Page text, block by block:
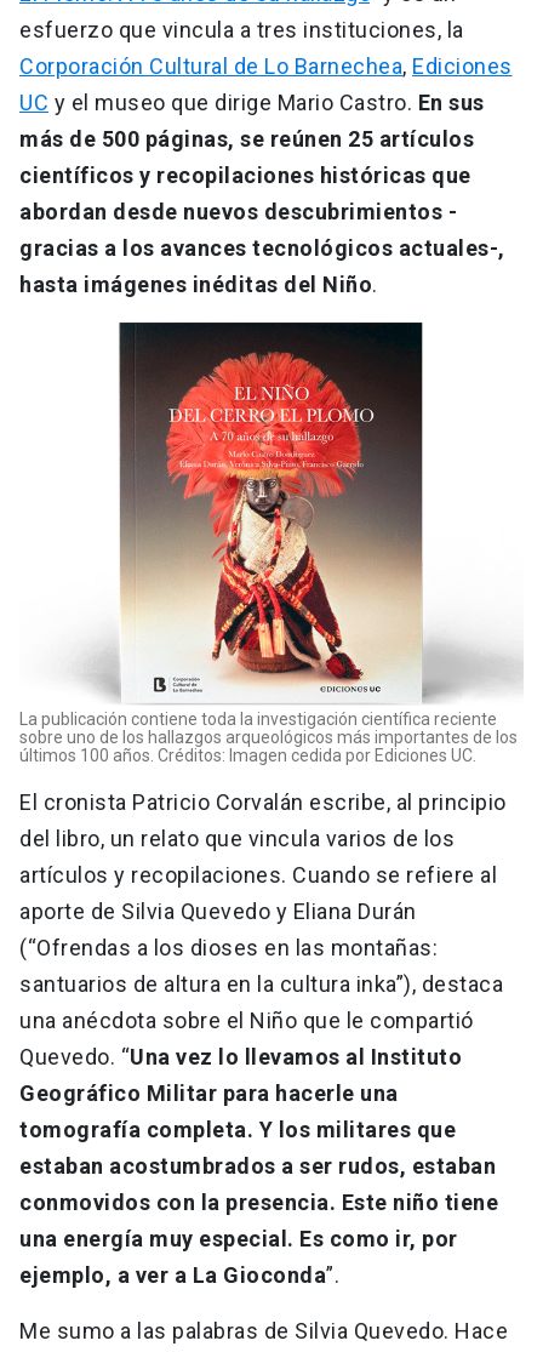
esfuerzo que vincula a tres instituciones, la
Corporación Cultural de Lo Barnechea, Ediciones
UC y el museo que dirige Mario Castro. En sus
más de 500 páginas, se reúnen 25 artículos
científicos y recopilaciones históricas que
abordan desde nuevos descubrimientos -
gracias a los avances tecnológicos actuales-,
hasta imágenes inéditas del Niño.
La publicación contiene toda la investigación científica reciente
sobre uno de los hallazgos arqueológicos más importantes de los
últimos 100 años. Créditos: Imagen cedida por Ediciones UC.
El cronista Patricio Corvalán escribe, al principio
del libro, un relato que vincula varios de los
artículos y recopilaciones. Cuando se refiere al
aporte de Silvia Quevedo y Eliana Durán
(“Ofrendas a los dioses en las montañas:
santuarios de altura en la cultura inka”), destaca
una anécdota sobre el Niño que le compartió
Quevedo. “Una vez lo llevamos al Instituto
Geográfico Militar para hacerle una
tomografía completa. Y los militares que
estaban acostumbrados a ser rudos, estaban
conmovidos con la presencia. Este niño tiene
una energía muy especial. Es como ir, por
ejemplo, a ver a La Gioconda”.
Me sumo a las palabras de Silvia Quevedo. Hace